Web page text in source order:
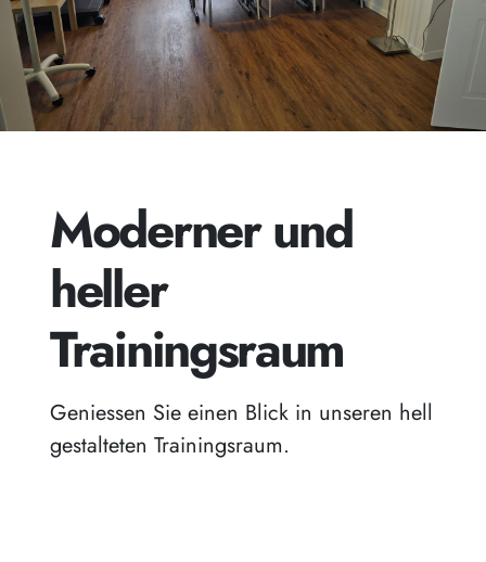
Moderner und
heller
Trainingsraum
Geniessen Sie einen Blick in unseren hell
gestalteten Trainingsraum.